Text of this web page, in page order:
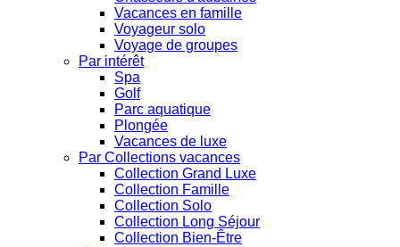
Vacances en famille
Voyageur solo
Voyage de groupes
Par intérêt
Spa
Golf
Parc aquatique
Plongée
Vacances de luxe
Par Collections vacances
Collection Grand Luxe
Collection Famille
Collection Solo
Collection Long Séjour
Collection Bien-Être